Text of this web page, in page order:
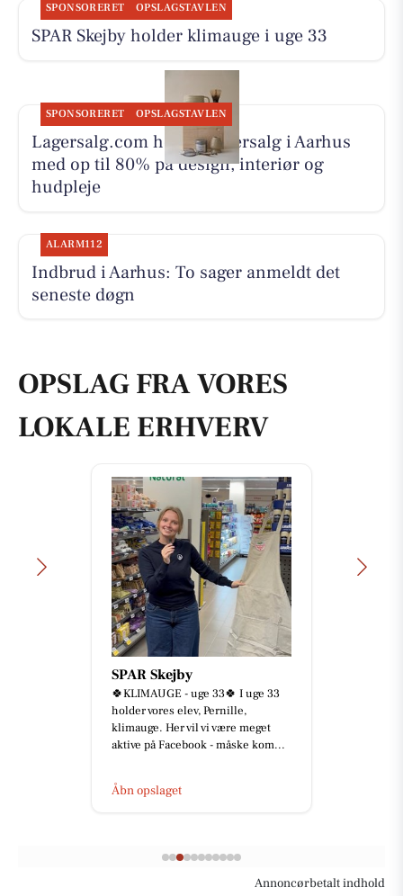
SPONSORERET OPSLAGSTAVLEN
SPAR Skejby holder klimauge i uge 33
SPONSORERET OPSLAGSTAVLEN
Lagersalg.com holder lagersalg i Aarhus
med op til 80% på design, interiør og
hudpleje
ALARM112
Indbrud i Aarhus: To sager anmeldt det
seneste døgn
OPSLAG FRA VORES
LOKALE ERHVERV
SPAR Skejby
🍀KLIMAUGE - uge 33🍀 I uge 33
holder vores elev, Pernille,
klimauge. Her vil vi være meget
aktive på Facebook - måske kom...
Åbn opslaget
Annoncørbetalt indhold